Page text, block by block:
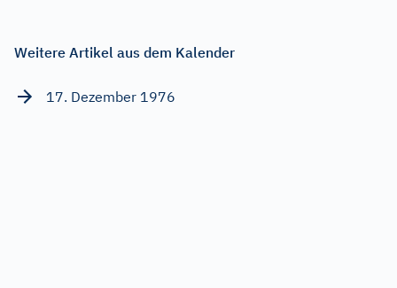
Weitere Artikel aus dem Kalender
17. Dezember 1976